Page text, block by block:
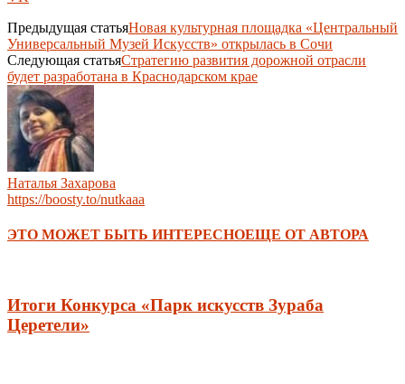
Предыдущая статьяНовая культурная площадка «Центральный
Универсальный Музей Искусств» открылась в Сочи
Следующая статьяСтратегию развития дорожной отрасли
будет разработана в Краснодарском крае
Наталья Захарова
https://boosty.to/nutkaaa
ЭТО МОЖЕТ БЫТЬ ИНТЕРЕСНОЕЩЕ ОТ АВТОРА
Итоги Конкурса «Парк искусств Зураба
Церетели»